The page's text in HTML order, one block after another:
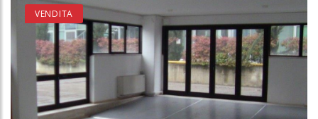
VENDITA